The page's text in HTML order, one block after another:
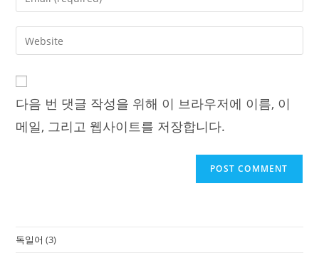
comment
your
email
address
Enter
your
URL
(optional)
다음 번 댓글 작성을 위해 이 브라우저에 이름, 이
메일, 그리고 웹사이트를 저장합니다.
독일어 (3)